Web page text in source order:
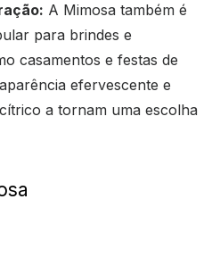
A Mimosa também é
para brindes e
casamentos e festas de
efervescente e
a tornam uma escolha